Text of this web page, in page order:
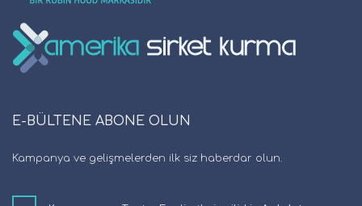
E-BÜLTENE ABONE OLUN
Kampanya ve gelişmelerden ilk siz haberdar olun.